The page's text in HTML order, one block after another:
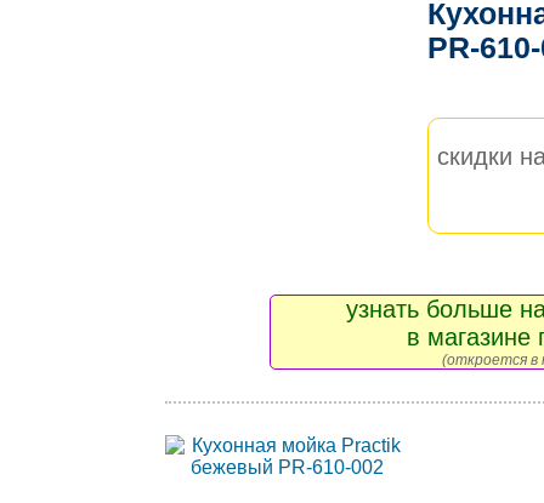
PR-
скидки
узнать больше
в магазине
(откроется в